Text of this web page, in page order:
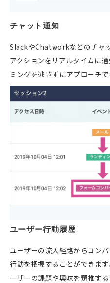
チャット通知
SlackやChatworkなどのチャ
アクションをリアルタイムに
ミングを逃さずにアプローチで
ユーザー行動履歴
ユーザーの流入経路からコン
行動を把握することができま
ーザーの課題や興味を類推する